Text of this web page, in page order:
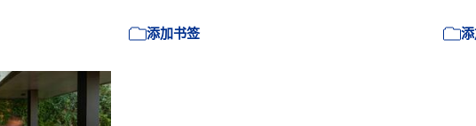
添加书签